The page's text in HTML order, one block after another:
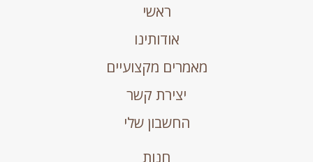
ראשי
אודותינו
מאמרים מקצועיים
יצירת קשר
החשבון שלי
חנות